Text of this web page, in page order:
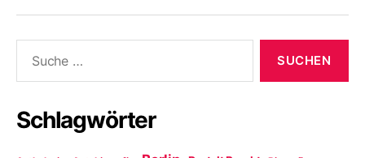
nach:
Schlagwörter